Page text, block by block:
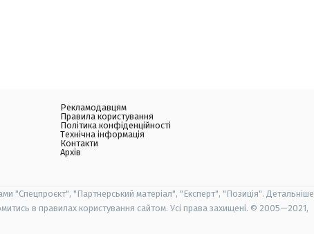
Рекламодавцям
Правила користування
Політика конфіденційності
Технічна інформація
Контакти
Архів
"Спецпроєкт", "Партнерський матеріал", "Експерт", "Позиція". Детальніше
в правилах користування сайтом. Усі права захищені. © 2005—2021,